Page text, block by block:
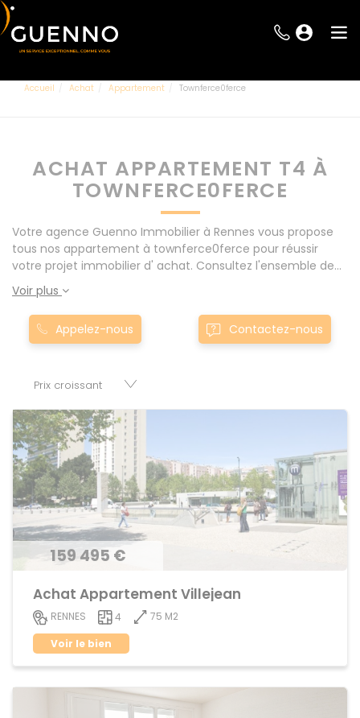
Accueil Achat Appartement Townferce0ferce
ACHAT APPARTEMENT T4 À
TOWNFERCE0FERCE
Votre agence Guenno Immobilier à Rennes vous propose
tous nos appartement à townferce0ferce pour réussir
votre projet immobilier d' achat. Consultez l'ensemble de
nos offres à Rennes mais également aux alentours : Le
Rheu, Pacé, Montgermont... Nos appartement T4 à
townferce0ferce sont proposés au meilleur prix du marché
pour permettre au plus grand nombre de réussir son projet
maisons, immeubles, terrains et murs.
Voir plus
Appelez-nous Contactez-nous
159 495 €
Achat Appartement Villejean
RENNES 4
75 M2
Voir le bien